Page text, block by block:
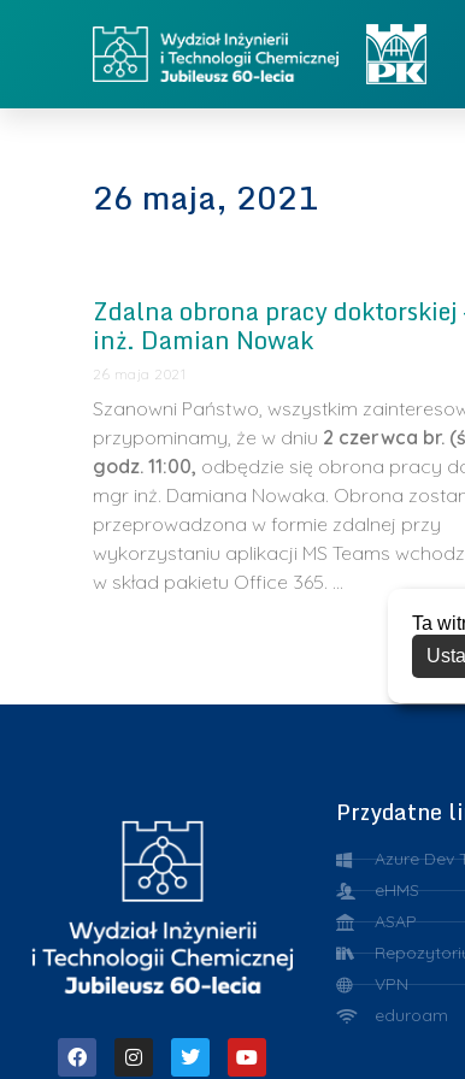
26 maja, 2021
Zdalna obrona pracy doktorskiej
inż. Damian Nowak
26 maja 2021
Szanowni Państwo, wszystkim
przypominamy, że w dniu 2 czerwca br.
godz. 11:00, odbędzie się obrona pracy
mgr inż. Damiana Nowaka. Obrona
przeprowadzona w formie zdalnej przy
wykorzystaniu aplikacji MS Teams
w skład pakietu Office 365. …
Przydatne
Azure Dev
eHMS
ASAP
VPN
eduroam
Ta